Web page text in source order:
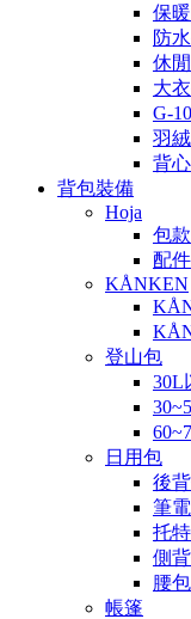
保
防
休
大
G-
羽
背心
背包裝備
Hoja
包款
配件
KÅNKEN
登山包
30L
日用包
後
筆
托
側
腰
帳篷